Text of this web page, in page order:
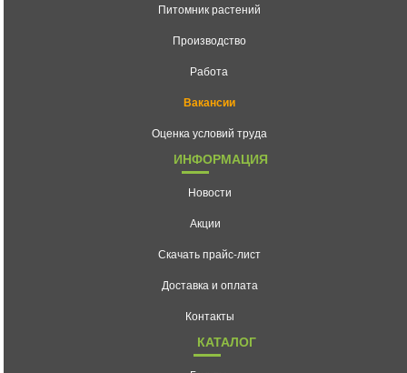
Питомник растений
Производство
Работа
Вакансии
Оценка условий труда
ИНФОРМАЦИЯ
Новости
Акции
Скачать прайс-лист
Доставка и оплата
Контакты
КАТАЛОГ